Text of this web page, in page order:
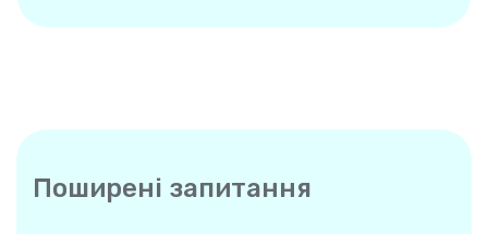
Поширені запитання